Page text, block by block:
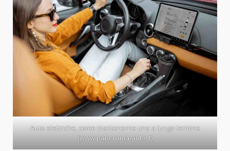
Auto elettriche, come mantenerne una a lungo termine
(www.panorama-auto.it)